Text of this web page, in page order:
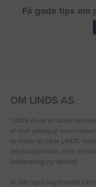
Få gode tips om
OM LINDS AS
LINDS AS er et dansk
et stort udvalg af
os finder du både LINDS′
landbrugsartikler, samt et
beklædning og værktøj.
Vi står også bag brandet